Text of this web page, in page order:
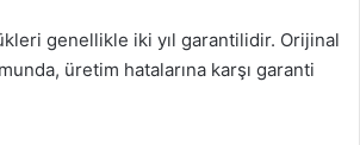
genellikle iki yıl garantilidir. Orijinal
üretim hatalarına karşı garanti